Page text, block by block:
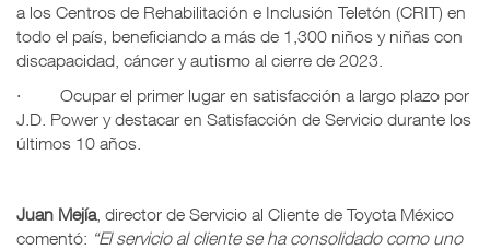
a los Centros de Rehabilitación e Inclusión Teletón (CRIT) en
todo el país, beneficiando a más de 1,300 niños y niñas con
discapacidad, cáncer y autismo al cierre de 2023.
· Ocupar el primer lugar en satisfacción a largo plazo por
J.D. Power y destacar en Satisfacción de Servicio durante los
últimos 10 años.
Juan Mejía, director de Servicio al Cliente de Toyota México
comentó: “El servicio al cliente se ha consolidado como uno